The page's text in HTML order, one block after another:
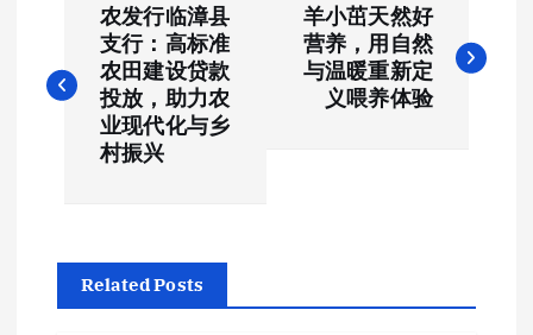
章
导
农发行临漳县
支行：高标准
农田建设贷款
投放，助力农
业现代化与乡
村振兴
羊小茁天然好
营养，用自然
与温暖重新定
义喂养体验
Related Posts